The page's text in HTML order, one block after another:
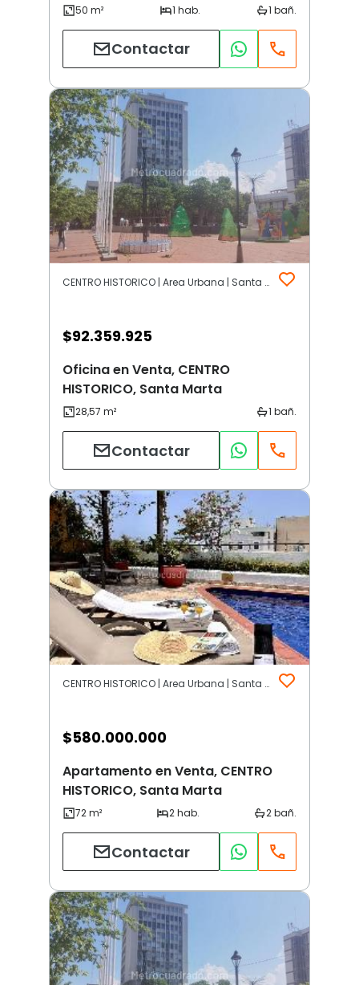
Contactar
CENTRO HISTORICO | Area Urbana | Santa Marta
$92.359.925
Oficina en Venta, CENTRO
HISTORICO, Santa Marta
Contactar
CENTRO HISTORICO | Area Urbana | Santa Marta
$580.000.000
Apartamento en Venta, CENTRO
HISTORICO, Santa Marta
Contactar